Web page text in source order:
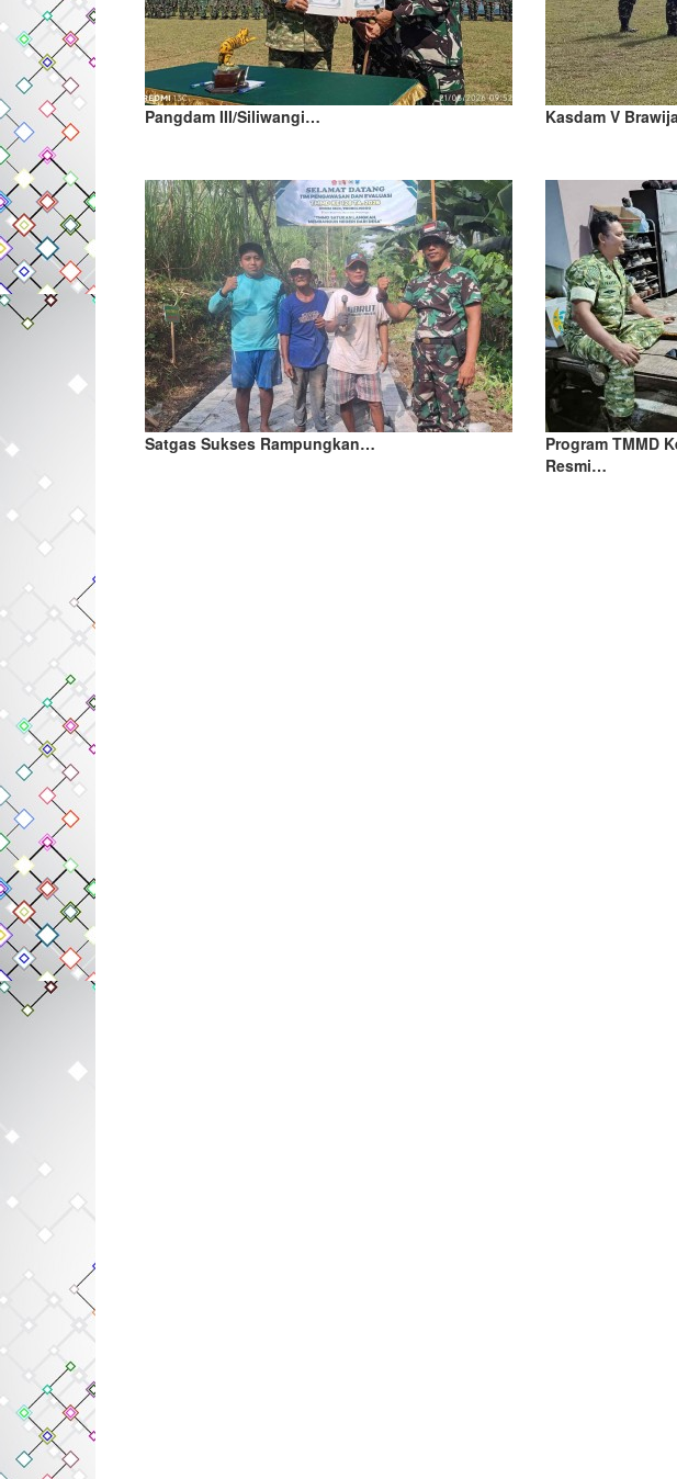
Pangdam III/Siliwangi… Kasdam V
Satgas Sukses Rampungkan…
Program TMMD
Resmi…